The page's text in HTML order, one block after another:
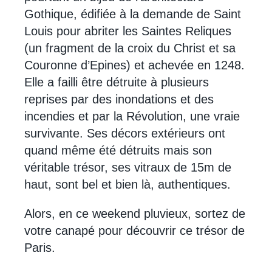
Gothique, édifiée à la demande de Saint
Louis pour abriter les Saintes Reliques
(un fragment de la croix du Christ et sa
Couronne d’Epines) et achevée en 1248.
Elle a failli être détruite à plusieurs
reprises par des inondations et des
incendies et par la Révolution, une vraie
survivante. Ses décors extérieurs ont
quand même été détruits mais son
véritable trésor, ses vitraux de 15m de
haut, sont bel et bien là, authentiques.
Alors, en ce weekend pluvieux, sortez de
votre canapé pour découvrir ce trésor de
Paris.